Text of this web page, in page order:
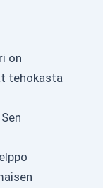
on
tehokasta